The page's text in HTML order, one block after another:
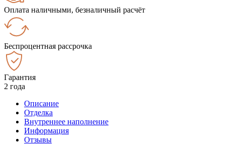
Оплата наличными, безналичный расчёт
Беспроцентная рассрочка
Гарантия
2 года
Описание
Отделка
Внутреннее наполнение
Информация
Отзывы